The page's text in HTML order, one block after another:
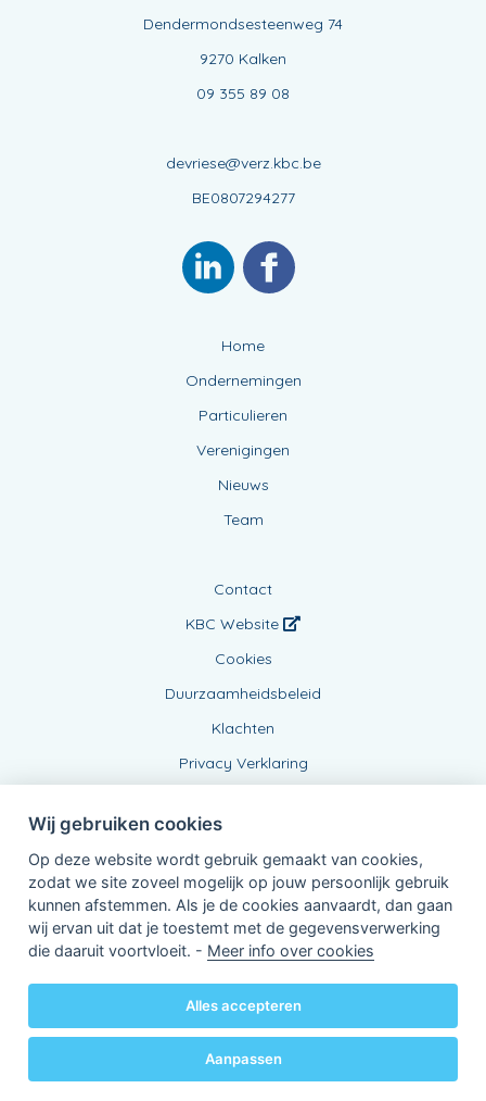
Dendermondsesteenweg 74
9270 Kalken
09 355 89 08
devriese@verz.kbc.be
BE0807294277
Home
Ondernemingen
Particulieren
Verenigingen
Nieuws
Team
Contact
KBC Website
Cookies
Duurzaamheidsbeleid
Klachten
Privacy Verklaring
Verbonden Agent, BE0807294277
van KBC Verzekeringen nv
3000 Leuven - Belgie
BTW BE 0403.552.563 - RPR Leuven
Powered byKBC-Agent(versie 3.21.0)
© 2026 alle rechten voorbehouden
Wij gebruiken cookies
Op deze website wordt gebruik gemaakt van cookies,
zodat we site zoveel mogelijk op jouw persoonlijk gebruik
kunnen afstemmen. Als je de cookies aanvaardt, dan gaan
wij ervan uit dat je toestemt met de gegevensverwerking
die daaruit voortvloeit. - Meer info over cookies
Alles accepteren
Aanpassen